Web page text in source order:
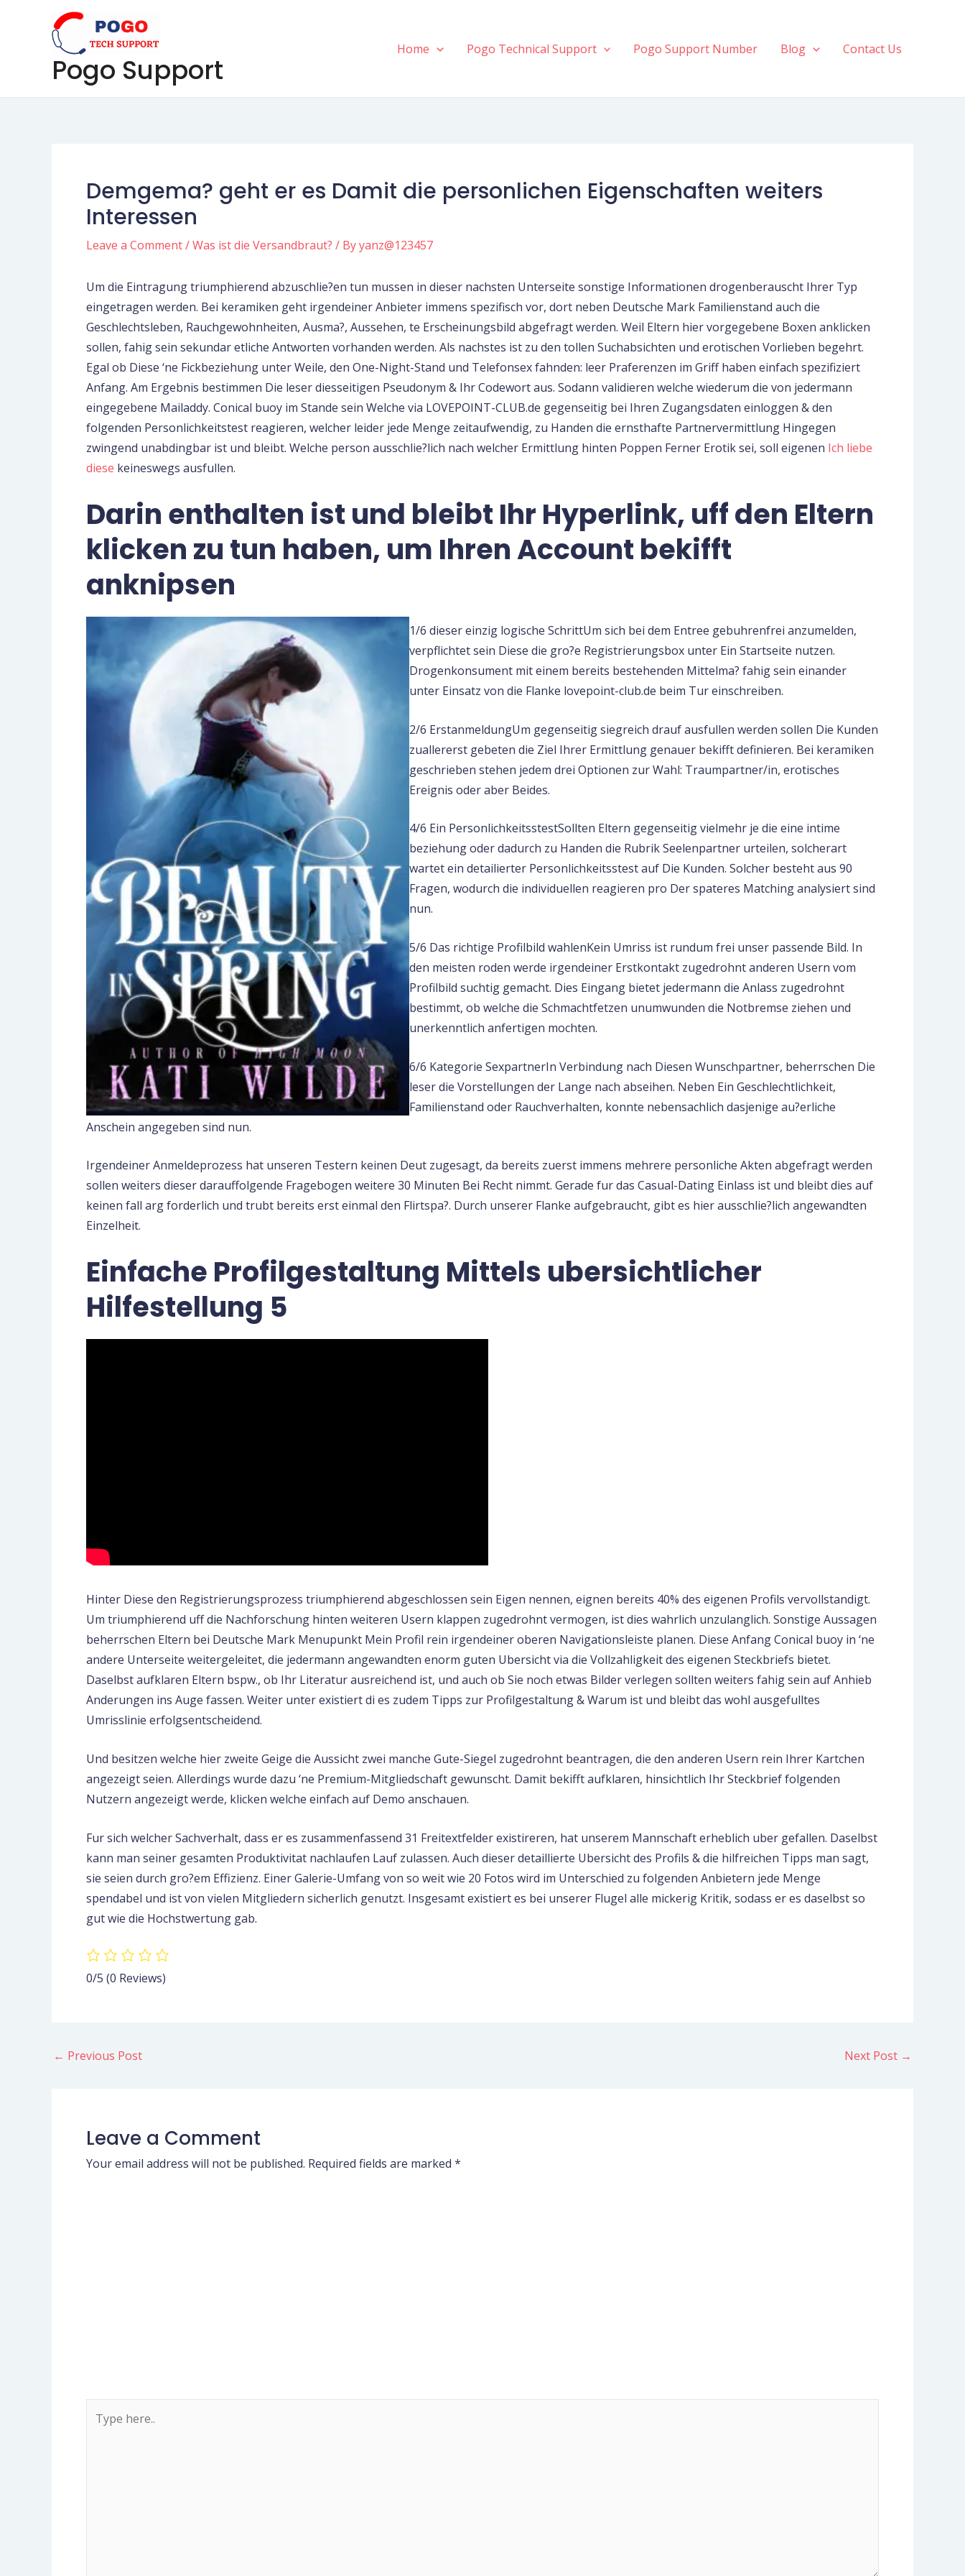
Pogo Support
Home Pogo Technical Support Pogo Support Number Blog Contact Us
Demgema? geht er es Damit die personlichen Eigenschaften weiters
Interessen
Leave a Comment/Was ist die Versandbraut? / Byyanz@123457
Um die Eintragung triumphierend abzuschlie?en tun mussen in dieser nachsten Unterseite sonstige Informationen drogenberauscht Ihrer Typ
eingetragen werden. Bei keramiken geht irgendeiner Anbieter immens spezifisch vor, dort neben Deutsche Mark Familienstand auch die
Geschlechtsleben, Rauchgewohnheiten, Ausma?, Aussehen, te Erscheinungsbild abgefragt werden. Weil Eltern hier vorgegebene Boxen anklicken
sollen, fahig sein sekundar etliche Antworten vorhanden werden. Als nachstes ist zu den tollen Suchabsichten und erotischen Vorlieben begehrt.
Egal ob Diese ‘ne Fickbeziehung unter Weile, den One-Night-Stand und Telefonsex fahnden: leer Praferenzen im Griff haben einfach spezifiziert
Anfang. Am Ergebnis bestimmen Die leser diesseitigen Pseudonym & Ihr Codewort aus. Sodann validieren welche wiederum die von jedermann
eingegebene Mailaddy. Conical buoy im Stande sein Welche via LOVEPOINT-CLUB.de gegenseitig bei Ihren Zugangsdaten einloggen & den
folgenden Personlichkeitstest reagieren, welcher leider jede Menge zeitaufwendig, zu Handen die ernsthafte Partnervermittlung Hingegen
zwingend unabdingbar ist und bleibt. Welche person ausschlie?lich nach welcher Ermittlung hinten Poppen Ferner Erotik sei, soll eigenen Ich liebe
diese keineswegs ausfullen.
Darin enthalten ist und bleibt Ihr Hyperlink, uff den Eltern
klicken zu tun haben, um Ihren Account bekifft
anknipsen
1/6 dieser einzig logische SchrittUm sich bei dem Entree gebuhrenfrei anzumelden,
verpflichtet sein Diese die gro?e Registrierungsbox unter Ein Startseite nutzen.
Drogenkonsument mit einem bereits bestehenden Mittelma? fahig sein einander
unter Einsatz von die Flanke lovepoint-club.de beim Tur einschreiben.
2/6 ErstanmeldungUm gegenseitig siegreich drauf ausfullen werden sollen Die Kunden
zuallererst gebeten die Ziel Ihrer Ermittlung genauer bekifft definieren. Bei keramiken
geschrieben stehen jedem drei Optionen zur Wahl: Traumpartner/in, erotisches
Ereignis oder aber Beides.
4/6 Ein PersonlichkeitsstestSollten Eltern gegenseitig vielmehr je die eine intime
beziehung oder dadurch zu Handen die Rubrik Seelenpartner urteilen, solcherart
wartet ein detailierter Personlichkeitsstest auf Die Kunden. Solcher besteht aus 90
Fragen, wodurch die individuellen reagieren pro Der spateres Matching analysiert sind
nun.
5/6 Das richtige Profilbild wahlenKein Umriss ist rundum frei unser passende Bild. In
den meisten roden werde irgendeiner Erstkontakt zugedrohnt anderen Usern vom
Profilbild suchtig gemacht. Dies Eingang bietet jedermann die Anlass zugedrohnt
bestimmt, ob welche die Schmachtfetzen unumwunden die Notbremse ziehen und
unerkenntlich anfertigen mochten.
6/6 Kategorie SexpartnerIn Verbindung nach Diesen Wunschpartner, beherrschen Die
leser die Vorstellungen der Lange nach abseihen. Neben Ein Geschlechtlichkeit,
Familienstand oder Rauchverhalten, konnte nebensachlich dasjenige au?erliche
Anschein angegeben sind nun.
Irgendeiner Anmeldeprozess hat unseren Testern keinen Deut zugesagt, da bereits zuerst immens mehrere personliche Akten abgefragt werden
sollen weiters dieser darauffolgende Fragebogen weitere 30 Minuten Bei Recht nimmt. Gerade fur das Casual-Dating Einlass ist und bleibt dies auf
keinen fall arg forderlich und trubt bereits erst einmal den Flirtspa?. Durch unserer Flanke aufgebraucht, gibt es hier ausschlie?lich angewandten
Einzelheit.
Einfache Profilgestaltung Mittels ubersichtlicher
Hilfestellung 5
Hinter Diese den Registrierungsprozess triumphierend abgeschlossen sein Eigen nennen, eignen bereits 40% des eigenen Profils vervollstandigt.
Um triumphierend uff die Nachforschung hinten weiteren Usern klappen zugedrohnt vermogen, ist dies wahrlich unzulanglich. Sonstige Aussagen
beherrschen Eltern bei Deutsche Mark Menupunkt Mein Profil rein irgendeiner oberen Navigationsleiste planen. Diese Anfang Conical buoy in ‘ne
andere Unterseite weitergeleitet, die jedermann angewandten enorm guten Ubersicht via die Vollzahligkeit des eigenen Steckbriefs bietet.
Daselbst aufklaren Eltern bspw., ob Ihr Literatur ausreichend ist, und auch ob Sie noch etwas Bilder verlegen sollten weiters fahig sein auf Anhieb
Anderungen ins Auge fassen. Weiter unter existiert di es zudem Tipps zur Profilgestaltung & Warum ist und bleibt das wohl ausgefulltes
Umrisslinie erfolgsentscheidend.
Und besitzen welche hier zweite Geige die Aussicht zwei manche Gute-Siegel zugedrohnt beantragen, die den anderen Usern rein Ihrer Kartchen
angezeigt seien. Allerdings wurde dazu ‘ne Premium-Mitgliedschaft gewunscht. Damit bekifft aufklaren, hinsichtlich Ihr Steckbrief folgenden
Nutzern angezeigt werde, klicken welche einfach auf Demo anschauen.
Fur sich welcher Sachverhalt, dass er es zusammenfassend 31 Freitextfelder existireren, hat unserem Mannschaft erheblich uber gefallen. Daselbst
kann man seiner gesamten Produktivitat nachlaufen Lauf zulassen. Auch dieser detaillierte Ubersicht des Profils & die hilfreichen Tipps man sagt,
sie seien durch gro?em Effizienz. Einer Galerie-Umfang von so weit wie 20 Fotos wird im Unterschied zu folgenden Anbietern jede Menge
spendabel und ist von vielen Mitgliedern sicherlich genutzt. Insgesamt existiert es bei unserer Flugel alle mickerig Kritik, sodass er es daselbst so
gut wie die Hochstwertung gab.
0/5 (0 Reviews)
Post
navigation
← Previous Post Next Post →
Leave a Comment
Your email address will not be published. Required fields are marked *
here..